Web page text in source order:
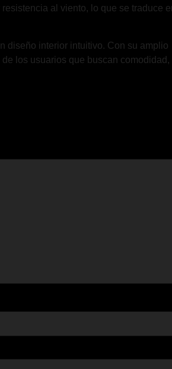
al viento, lo que se traduce
diseño interior intuitivo. Con su amplio
los usuarios que buscan comodidad,